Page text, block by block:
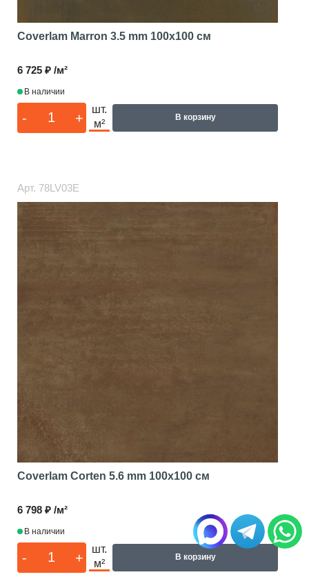
Coverlam Marron 3.5 mm 100x100 см
6 725 ₽ /м²
В наличии
- +
шт.
м²
В корзину
Арт. 78LV03E
Coverlam Corten 5.6 mm 100x100 см
6 798 ₽ /м²
В наличии
- +
шт.
м²
В корзину